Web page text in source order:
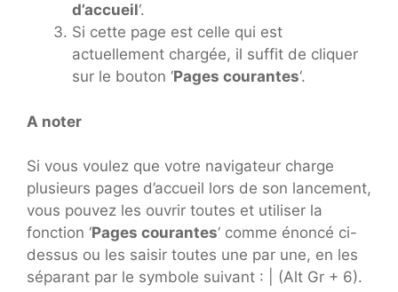
d’accueil‘.
Si cette page est celle qui est
actuellement chargée, il suffit de cliquer
sur le bouton ‘Pages courantes‘.
A noter
Si vous voulez que votre navigateur charge
plusieurs pages d’accueil lors de son lancement,
vous pouvez les ouvrir toutes et utiliser la
fonction ‘Pages courantes‘ comme énoncé ci-
dessus ou les saisir toutes une par une, en les
séparant par le symbole suivant : | (Alt Gr + 6).